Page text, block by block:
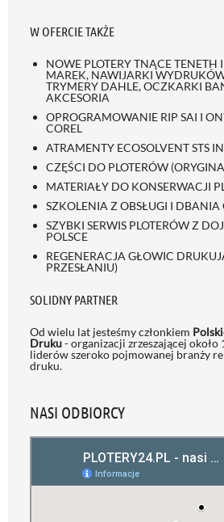
W OFERCIE TAKŻE
NOWE PLOTERY TNĄCE
MAREK, NAWIJARKI
TRYMERY DAHLE, OCZKARKI
AKCESORIA
OPROGRAMOWANIE RIP SAI I
COREL
ATRAMENTY ECOSOLVENT STS
CZĘŚCI DO PLOTERÓW
MATERIAŁY DO KONSERWACJI
SZKOLENIA Z OBSŁUGI I DBANIA
SZYBKI SERWIS PLOTERÓW Z
POLSCE
REGENERACJA GŁOWIC
PRZESŁANIU)
SOLIDNY PARTNER
Od wielu lat jesteśmy członkiem
Druku- organizacji zrzeszającej około
liderów szeroko pojmowanej branży
druku.
NASI ODBIORCY